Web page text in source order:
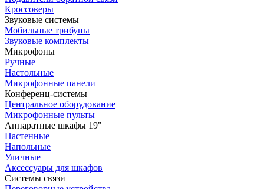
Кроссоверы
Звуковые системы
Мобильные трибуны
Звуковые комплекты
Микрофоны
Ручные
Настольные
Микрофонные панели
Конференц-системы
Центральное оборудование
Микрофонные пульты
Аппаратные шкафы 19"
Настенные
Напольные
Уличные
Аксессуары для шкафов
Системы связи